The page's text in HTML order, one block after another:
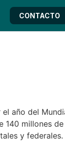
CONTACTO
año del
140 millones
y federales.